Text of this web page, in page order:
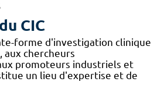
CIC
forme d'investigation clinique
aux chercheurs
promoteurs industriels et
un lieu d'expertise et de